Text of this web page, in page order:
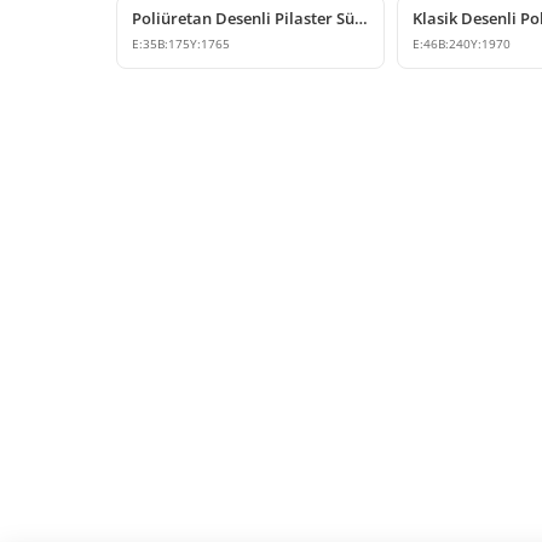
Poliüretan Desenli Pilaster Sütun Duvar Dekoru Modeli
E:35B:175Y:1765 E:46B:240Y:1970